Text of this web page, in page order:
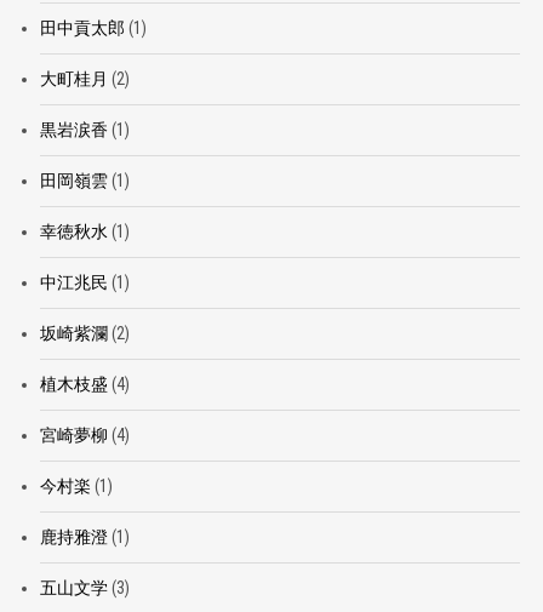
田中貢太郎 (1)
大町桂月 (2)
黒岩涙香(1)
田岡嶺雲(1)
幸徳秋水 (1)
中江兆民 (1)
坂崎紫瀾 (2)
植木枝盛 (4)
宮崎夢柳 (4)
今村楽 (1)
鹿持雅澄(1)
五山文学(3)